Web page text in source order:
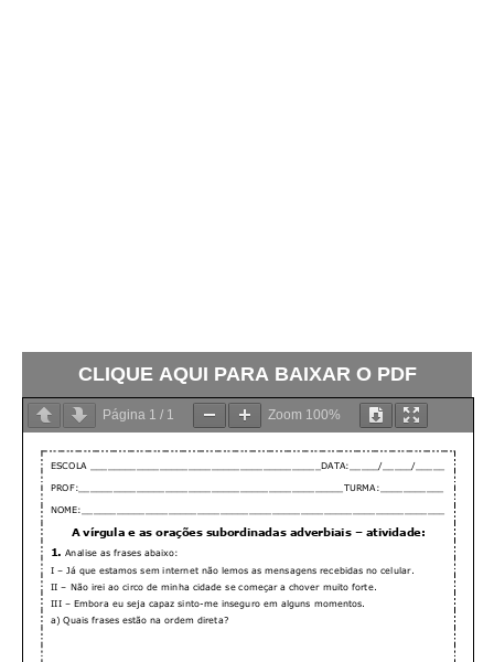
CLIQUE AQUI PARA BAIXAR O PDF
Página 1 / 1 Zoom 100%